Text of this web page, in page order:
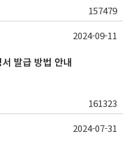
157479
발급 방법 안내
161323
2024-09-11
2024-07-31